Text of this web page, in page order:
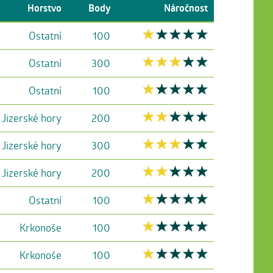
Horstvo Body Náročnost
Ostatní
100
Ostatní
300
Ostatní
100
Jizerské hory
200
Jizerské hory
300
Jizerské hory
200
Ostatní
100
Krkonoše
100
Krkonoše
100